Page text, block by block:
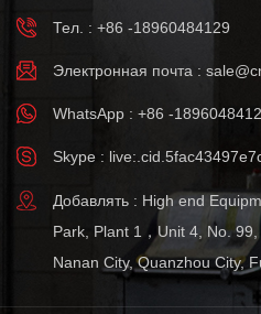
Тел. : +86 -18960484129
Электронная почта :
WhatsApp : +86 -
Skype :
Добавлять : High end
Park, Plant 1，Unit 4, No.
Nanan City, Quanzhou City,